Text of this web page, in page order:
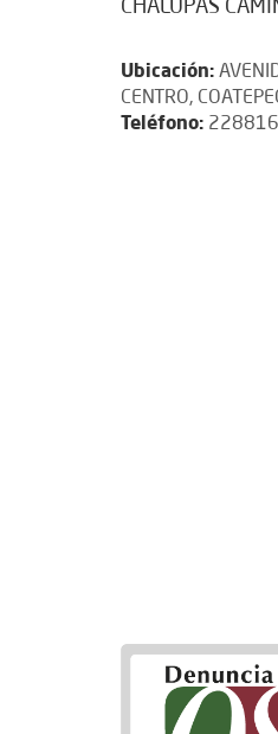
CHALUPAS
Ubicación:
CENTRO,
Teléfono: